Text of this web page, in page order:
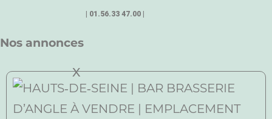
| 01.56.33 47.00 |
X
Nos annonces